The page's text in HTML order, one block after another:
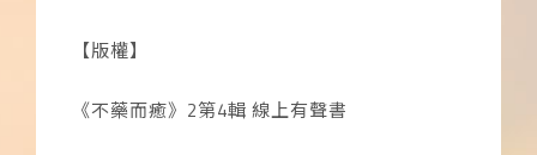
【版權】
《不藥而癒》2第4輯 線上有聲書